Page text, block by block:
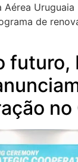
Aérea
de
futuro,
no